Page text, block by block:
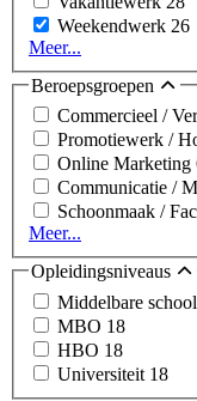
Weekendwerk 26
Meer...
Beroepsgroepen
Commercieel /
Promotiewerk /
Online Marketing
Communicatie /
Schoonmaak /
Meer...
Opleidingsniveaus
Middelbare school
MBO 18
HBO 18
Universiteit 18